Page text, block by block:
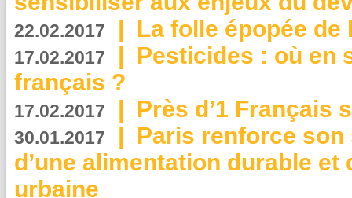
22.02.2017 | La folle épopée de
17.02.2017 | Pesticides : où en
français ?
17.02.2017 | Près d’1 Français
30.01.2017 | Paris renforce
d’une alimentation durable et
urbaine